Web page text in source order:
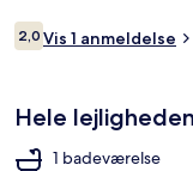
Anmeldelser
2,02,0 ud af 10.
Vis 1 anmeldelse
Hele lejligheden
1 badeværelse